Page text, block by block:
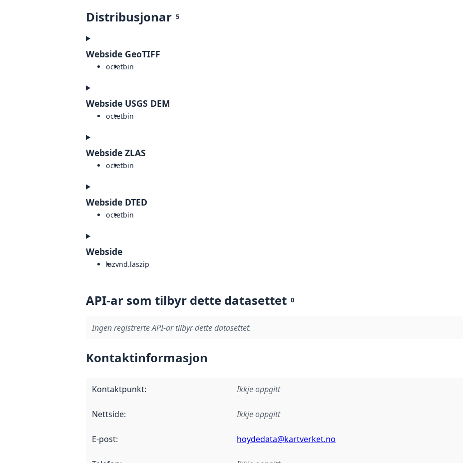
Distribusjonar 5
Webside GeoTIFF
octetbin
Webside USGS DEM
octetbin
Webside ZLAS
octetbin
Webside DTED
octetbin
Webside
lazvnd.laszip
API-ar som tilbyr dette datasettet 0
Ingen registrerte API-ar tilbyr dette datasettet.
Kontaktinformasjon
Kontaktpunkt: Ikkje oppgitt
Nettside: Ikkje oppgitt
E-post: hoydedata@kartverket.no